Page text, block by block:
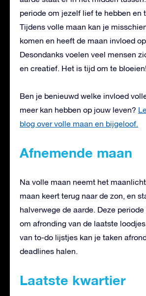
periode om jezelf lief te hebben en
Tijdens volle maan kan je
komen en heeft de maan invloed
Desondanks voelen veel mensen
en creatief. Het is tijd om te bloeien!
Ben je benieuwd welke invloed
meer kan hebben op jouw leven?
blog over volle maan en bijgeloof.
Afnemende maan
Na volle maan neemt het
maan keert terug naar de zon, en
halverwege de aarde. Deze
om afronding van de laatste
van to-do lijstjes kan je taken
deadlines halen.
Laatste kwartier